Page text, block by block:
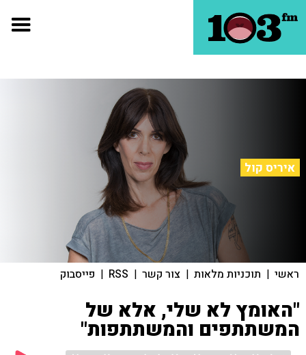
איריס קול
ראשי | תוכניות מלאות | צור קשר |
RSS
| פייסבוק
"האומץ לא שלי, אלא של
המשתתפים והמשתתפות"